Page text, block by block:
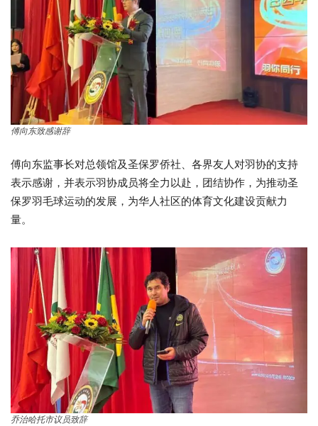
傅向东致感谢辞
傅向东监事长对总领馆及圣保罗侨社、各界友人对羽协的支持
表示感谢，并表示羽协成员将全力以赴，团结协作，为推动圣
保罗羽毛球运动的发展，为华人社区的体育文化建设贡献力
量。
乔治哈托市议员致辞